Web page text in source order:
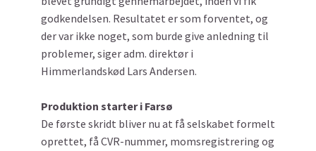
godkendelsen. Resultatet er som forventet, og
der var ikke noget, som burde give anledning til
problemer, siger adm. direktør i
Himmerlandskød Lars Andersen.
Produktion starter i Farsø
De første skridt bliver nu at få selskabet formelt
oprettet, få CVR-nummer, momsregistrering og